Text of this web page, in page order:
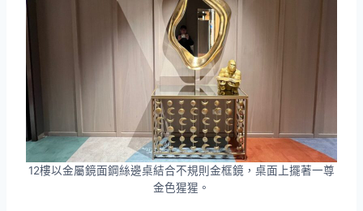
12樓以金屬鏡面鋼絲邊桌結合不規則金框鏡，桌面上擺著一尊
金色猩猩。